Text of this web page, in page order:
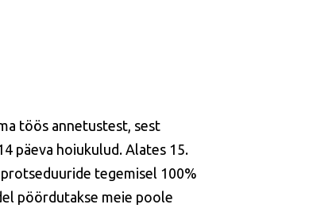
töös annetustest, sest
päeva hoiukulud. Alates 15.
tegemisel 100%
pöördutakse meie poole